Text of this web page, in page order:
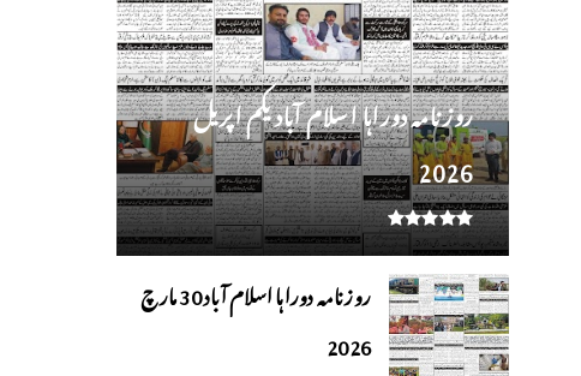
روز نامہ دوراہا اسلام آباد یکم اپریل
2026
روزنامہ دوراہا اسلام آباد 30 مارچ
2026